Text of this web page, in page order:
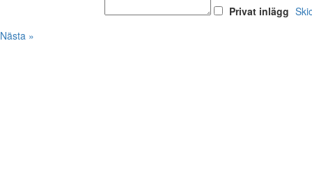
Privat inlägg
Nästa »